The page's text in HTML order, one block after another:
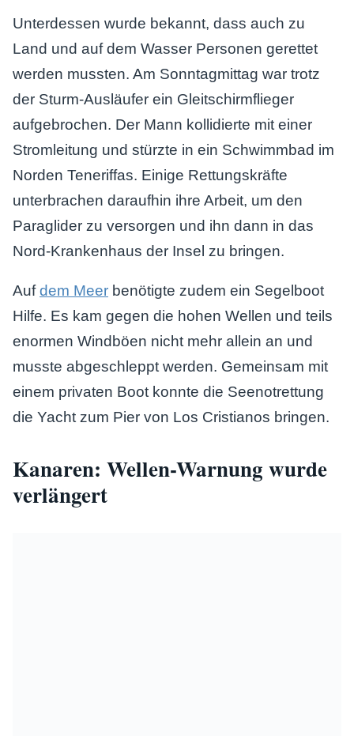
Unterdessen wurde bekannt, dass auch zu
Land und auf dem Wasser Personen gerettet
werden mussten. Am Sonntagmittag war trotz
der Sturm-Ausläufer ein Gleitschirmflieger
aufgebrochen. Der Mann kollidierte mit einer
Stromleitung und stürzte in ein Schwimmbad im
Norden Teneriffas. Einige Rettungskräfte
unterbrachen daraufhin ihre Arbeit, um den
Paraglider zu versorgen und ihn dann in das
Nord-Krankenhaus der Insel zu bringen.
Aufdem Meer benötigte zudem ein Segelboot
Hilfe. Es kam gegen die hohen Wellen und teils
enormen Windböen nicht mehr allein an und
musste abgeschleppt werden. Gemeinsam mit
einem privaten Boot konnte die Seenotrettung
die Yacht zum Pier von Los Cristianos bringen.
Kanaren: Wellen-Warnung wurde
verlängert